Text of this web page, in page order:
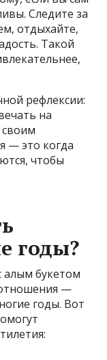
Следите за
отдыхайте,
Такой
рефлексии:
на
— это когда
чтобы
годы?
алым букетом
—
годы. Вот